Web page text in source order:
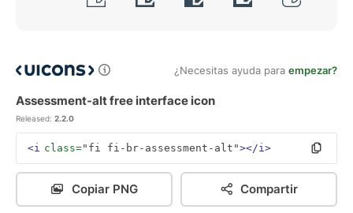
¿Necesitas ayuda para empezar?
Assessment-alt free interface icon
Released: 2.2.0
<i class="fi fi-br-assessment-alt"></i>
Copiar PNG Compartir